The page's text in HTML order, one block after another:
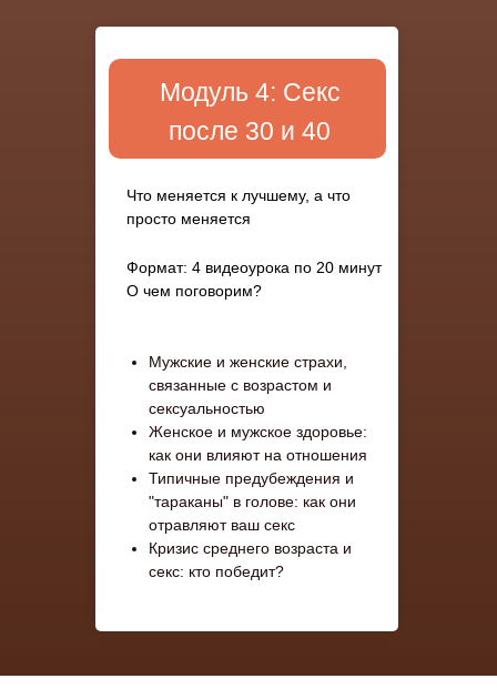
Модуль 4: Секс
после 30 и 40
Что меняется к лучшему, а что
просто меняется
Формат: 4 видеоурока по 20 минут
О чем поговорим?
Мужские и женские страхи,
связанные с возрастом и
сексуальностью
Женское и мужское здоровье:
как они влияют на отношения
Типичные предубеждения и
"тараканы" в голове: как они
отравляют ваш секс
Кризис среднего возраста и
секс: кто победит?